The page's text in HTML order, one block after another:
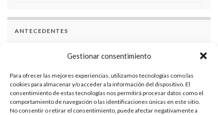
Gestionar consentimiento
Para ofrecer las mejores experiencias, utilizamos tecnologías como las
cookies para almacenar y/o acceder a la información del dispositivo. El
consentimiento de estas tecnologías nos permitirá procesar datos como el
comportamiento de navegación o las identificaciones únicas en este sitio.
No consentir o retirar el consentimiento, puede afectar negativamente a
ANTECEDENTES
Investigaciones
Eventos académicos